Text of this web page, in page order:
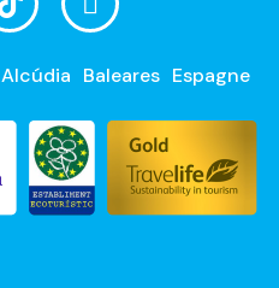
Alcúdia Baleares Espagne